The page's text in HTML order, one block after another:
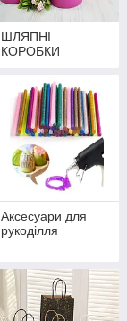
ШЛЯПНІ
КОРОБКИ
Аксесуари для
рукоділля